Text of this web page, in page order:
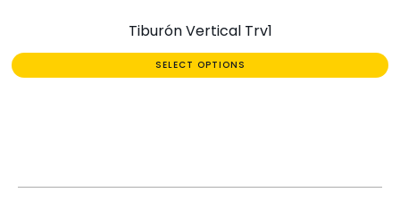
Tiburón Vertical Trv1
SELECT OPTIONS